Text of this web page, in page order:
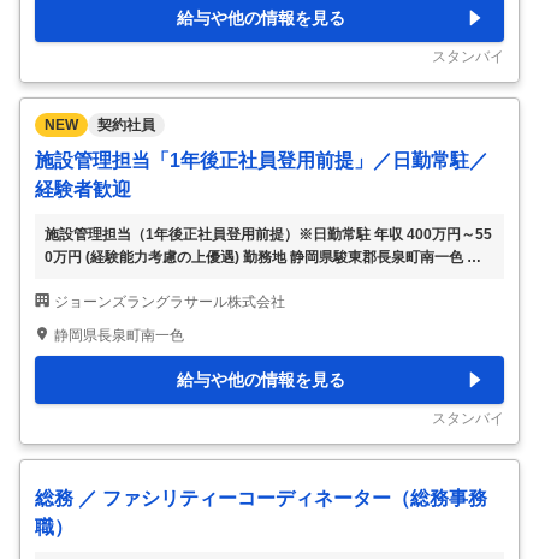
点検などを請け負う外部業者の選定、契約、評価。 ・決められた予
算や期限を守り、仕事が正確に行われているかの確認。適切な手続き
に基づいた、業者選定の遂行。 ・予算および経理管理：施設の運営
にかかる費用の管理と、…
給与や他の情報を見る
スタンバイ
NEW 契約社員
施設管理担当「1年後正社員登用前提」／日勤常駐／
経験者歓迎
施設管理担当（1年後正社員登用前提）※日勤常駐 年収 400万円～55
0万円 (経験能力考慮の上優遇) 勤務地 静岡県駿東郡長泉町南一色 仕
サービス管理業務をご担当いただきます。 【具体的な職務内容】 ・
現場スタッフや清掃・設備管理を行う協力会社（パートナー企業）の
全体の管理 ・顧客である製薬会社の担当者に対する定期会議での進
捗・成果（KPI）報告、改善およびコスト抑制の提案、施設の年間予
算管理 ・薬の品質や安全を守るための業界特有のルール（GxP要件
など）に則った施設…
ジョーンズラングラサール株式会社
静岡県長泉町南一色
給与や他の情報を見る
スタンバイ
総務 ／ ファシリティーコーディネーター（総務事務
職）